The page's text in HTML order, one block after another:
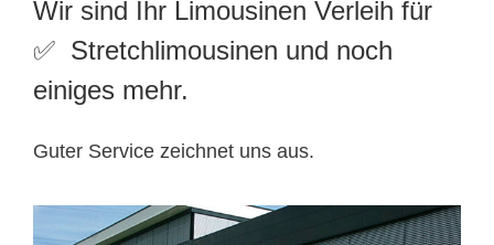
Wir sind Ihr Limousinen Verleih für
✅ Stretchlimousinen und noch
einiges mehr.
Guter Service zeichnet uns aus.